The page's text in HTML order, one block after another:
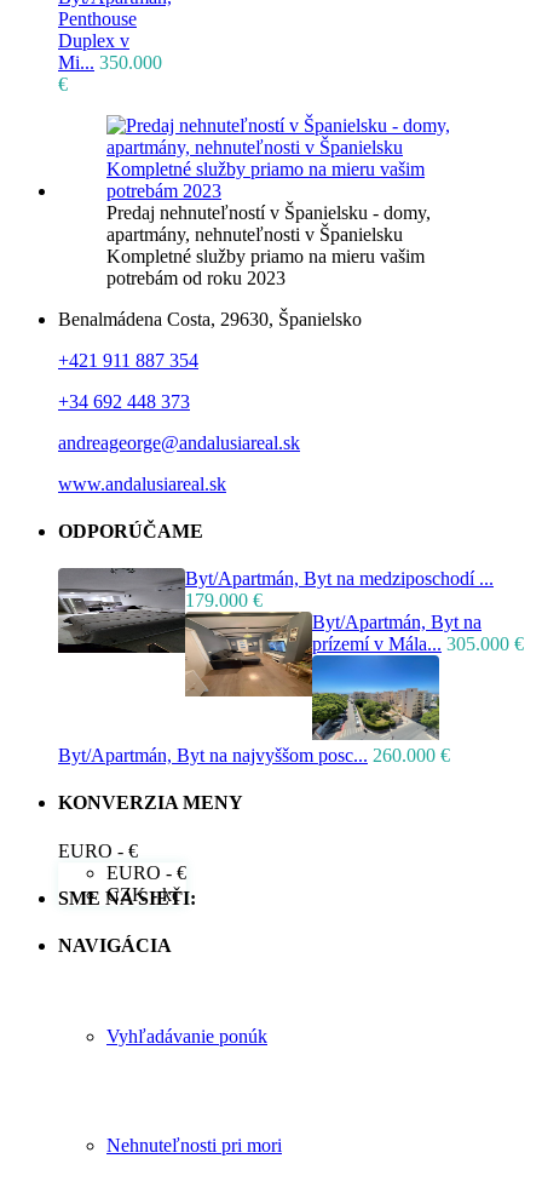
Penthouse
Duplex v
Mi... 350.000
€
Predaj nehnuteľností v Španielsku - domy,
apartmány, nehnuteľnosti v Španielsku
Kompletné služby priamo na mieru vašim
potrebám od roku 2023
Benalmádena Costa, 29630, Španielsko
+421 911 887 354
+34 692 448 373
andreageorge@andalusiareal.sk
www.andalusiareal.sk
ODPORÚČAME
Byt/Apartmán, Byt na medziposchodí ...
179.000 €
Byt/Apartmán, Byt na
prízemí v Mála... 305.000 €
Byt/Apartmán, Byt na najvyššom posc... 260.000 €
KONVERZIA MENY
EURO - €
EURO - €
CZK - kč
SME NA SIETI:
NAVIGÁCIA
Vyhľadávanie ponúk
Nehnuteľnosti pri mori